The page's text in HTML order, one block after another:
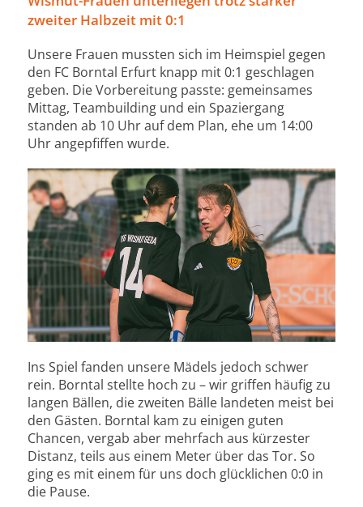
zweiter Halbzeit mit 0:1
Unsere Frauen mussten sich im Heimspiel gegen
den FC Borntal Erfurt knapp mit 0:1 geschlagen
geben. Die Vorbereitung passte: gemeinsames
Mittag, Teambuilding und ein Spaziergang
standen ab 10 Uhr auf dem Plan, ehe um 14:00
Uhr angepfiffen wurde.
Ins Spiel fanden unsere Mädels jedoch schwer
rein. Borntal stellte hoch zu – wir griffen häufig zu
langen Bällen, die zweiten Bälle landeten meist bei
den Gästen. Borntal kam zu einigen guten
Chancen, vergab aber mehrfach aus kürzester
Distanz, teils aus einem Meter über das Tor. So
ging es mit einem für uns doch glücklichen 0:0 in
die Pause.